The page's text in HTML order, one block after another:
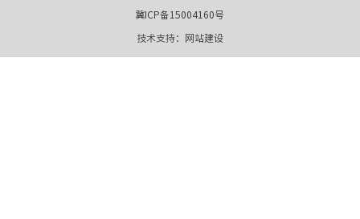
冀ICP备15004160号
技术支持： 网站建设